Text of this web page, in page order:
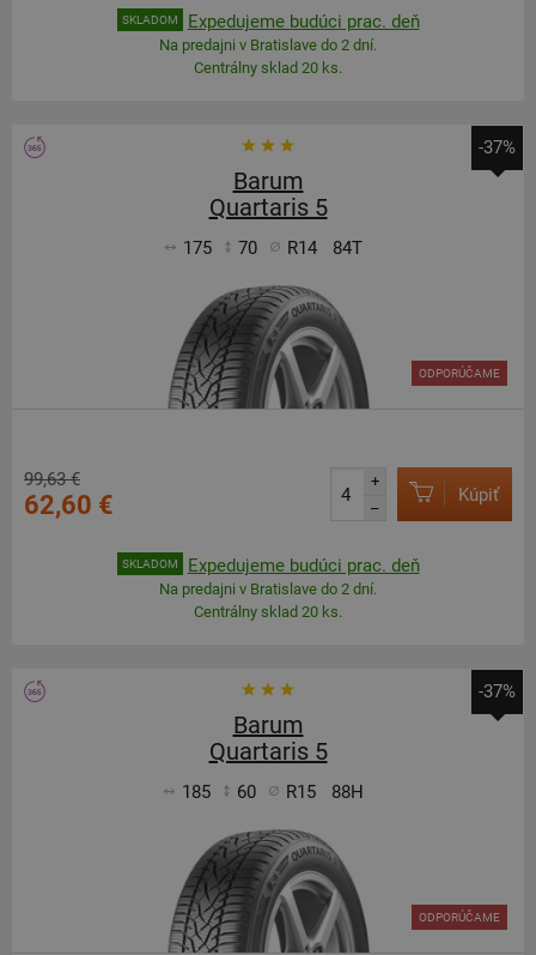
SKLADOM Expedujeme budúci prac. deň
Na predajni v Bratislave do 2 dní.
Centrálny sklad 20 ks.
-37%
Barum
Quartaris 5
175 70 R14 84T
ODPORÚČAME
99,63 €
62,60 €
+
–
Kúpiť
SKLADOM Expedujeme budúci prac. deň
Na predajni v Bratislave do 2 dní.
Centrálny sklad 20 ks.
-37%
Barum
Quartaris 5
185 60 R15 88H
ODPORÚČAME